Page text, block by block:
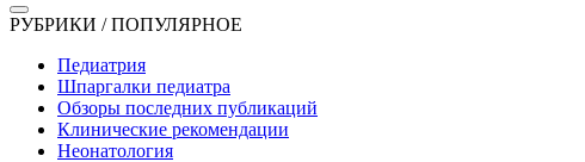
РУБРИКИ / ПОПУЛЯРНОЕ
Педиатрия
Шпаргалки педиатра
Обзоры последних публикаций
Клинические рекомендации
Неонатология